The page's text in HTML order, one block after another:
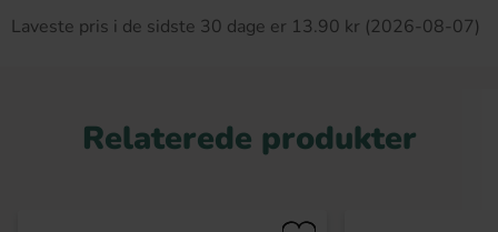
Laveste pris i de sidste 30 dage er 13.90 kr (2026-08-07)
Relaterede produkter